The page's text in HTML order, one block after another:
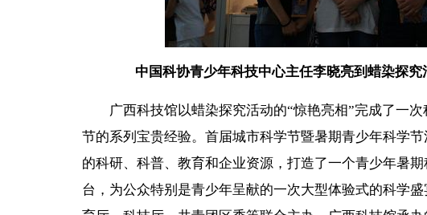
中国科协青少年科技中心主任李晓亮到蜡染探
广西科技馆以蜡染探究活动的“惊艳亮相”完成了一次
节的系列宝贵经验。首届城市科学节暨暑期青少年科学
的科研、科普、教育和企业资源，打造了一个青少年暑
台，为公众特别是青少年呈献的一次大型体验式的科学